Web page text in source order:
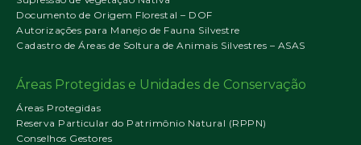
Documento de Origem Florestal – DOF
Autorizações para Manejo de Fauna Silvestre
Cadastro de Áreas de Soltura de Animais Silvestres – ASAS
Áreas Protegidas e Unidades de Conservação
Áreas Protegidas
Reserva Particular do Patrimônio Natural (RPPN)
Conselhos Gestores